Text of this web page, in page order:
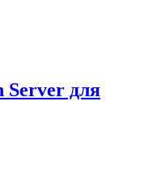
Server для